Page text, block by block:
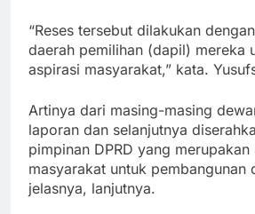
“Reses tersebut dilakukan
daerah pemilihan (dapil) mereka
aspirasi masyarakat,” kata.
Artinya dari masing-masing
laporan dan selanjutnya
pimpinan DPRD yang merupakan
masyarakat untuk pembangunan
jelasnya, lanjutnya.